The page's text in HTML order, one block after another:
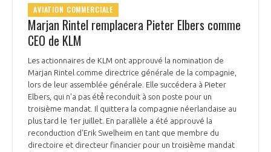
AVIATION COMMERCIALE
Marjan Rintel remplacera Pieter Elbers comme
CEO de KLM
Les actionnaires de KLM ont approuvé la nomination de
Marjan Rintel comme directrice générale de la compagnie,
lors de leur assemblée générale. Elle succédera à Pieter
Elbers, qui n'a pas été́ reconduit à son poste pour un
troisième mandat. Il quittera la compagnie néerlandaise au
plus tard le 1er juillet. En parallèle a été approuvé la
reconduction d'Erik Swelheim en tant que membre du
directoire et directeur financier pour un troisième mandat